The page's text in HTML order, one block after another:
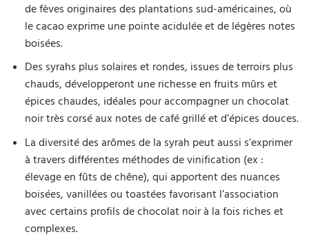
de fèves originaires des plantations sud-américaines, où
le cacao exprime une pointe acidulée et de légères notes
boisées.
Des syrahs plus solaires et rondes, issues de terroirs plus
chauds, développeront une richesse en fruits mûrs et
épices chaudes, idéales pour accompagner un chocolat
noir très corsé aux notes de café grillé et d’épices douces.
La diversité des arômes de la syrah peut aussi s’exprimer
à travers différentes méthodes de vinification (ex :
élevage en fûts de chêne), qui apportent des nuances
boisées, vanillées ou toastées favorisant l’association
avec certains profils de chocolat noir à la fois riches et
complexes.